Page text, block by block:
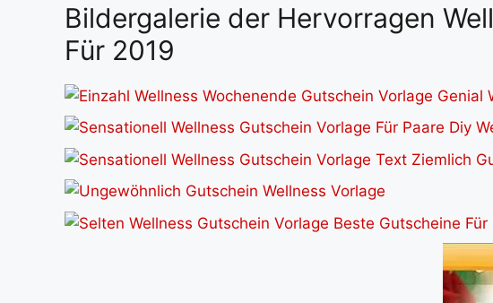
Bildergalerie der Hervorragen
Für 2019